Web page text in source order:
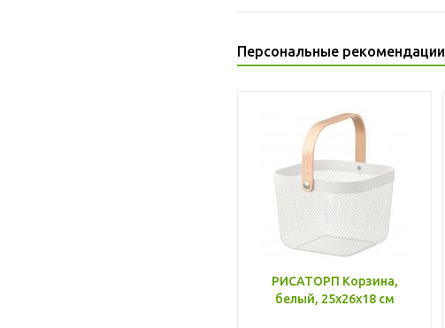
Персональные рекомендации
РИСАТОРП Корзина,
белый, 25x26x18 см